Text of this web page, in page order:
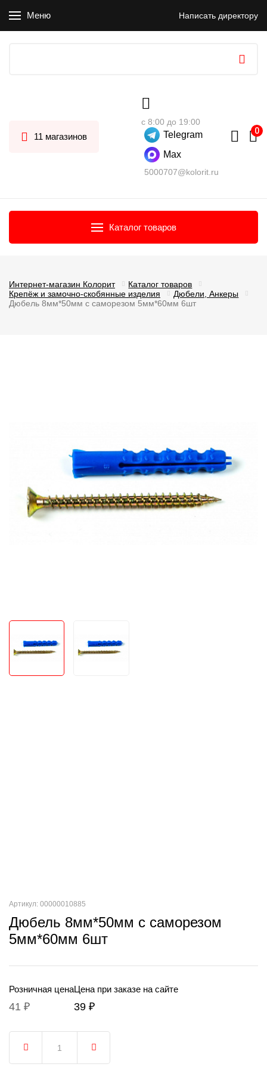
Меню Написать директору
11 магазинов
с 8:00 до 19:00
Telegram
Max
5000707@kolorit.ru
Каталог товаров
Интернет-магазин Колорит
Каталог товаров
Крепёж и замочно-скобянные изделия
Дюбели, Анкеры
Дюбель 8мм*50мм с саморезом 5мм*60мм 6шт
Артикул: 00000010885
Дюбель 8мм*50мм с саморезом
5мм*60мм 6шт
Розничная цена
41 ₽
Цена при заказе на сайте
39 ₽